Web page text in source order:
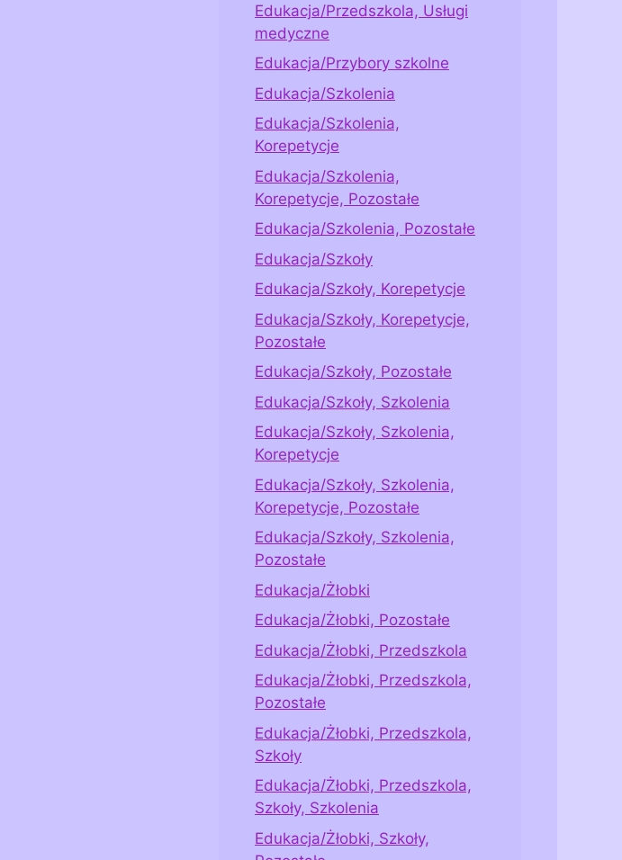
Edukacja/Przedszkola, Usługi
medyczne
Edukacja/Przybory szkolne
Edukacja/Szkolenia
Edukacja/Szkolenia,
Korepetycje
Edukacja/Szkolenia,
Korepetycje, Pozostałe
Edukacja/Szkolenia, Pozostałe
Edukacja/Szkoły
Edukacja/Szkoły, Korepetycje
Edukacja/Szkoły, Korepetycje,
Pozostałe
Edukacja/Szkoły, Pozostałe
Edukacja/Szkoły, Szkolenia
Edukacja/Szkoły, Szkolenia,
Korepetycje
Edukacja/Szkoły, Szkolenia,
Korepetycje, Pozostałe
Edukacja/Szkoły, Szkolenia,
Pozostałe
Edukacja/Żłobki
Edukacja/Żłobki, Pozostałe
Edukacja/Żłobki, Przedszkola
Edukacja/Żłobki, Przedszkola,
Pozostałe
Edukacja/Żłobki, Przedszkola,
Szkoły
Edukacja/Żłobki, Przedszkola,
Szkoły, Szkolenia
Edukacja/Żłobki, Szkoły,